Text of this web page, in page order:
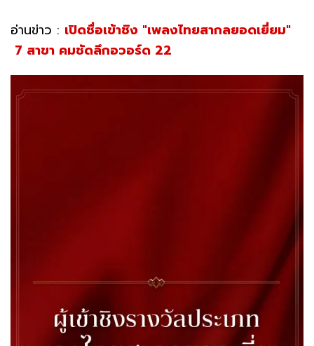
อ่านข่าว : เปิดชื่อเข้าชิง "เพลงไทยสากลยอดเยี่ยม"
7 สาขา คมชัดลึกอวอร์ด 22